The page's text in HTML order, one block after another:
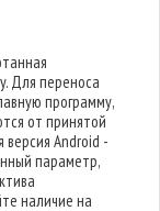
Для переноса
программу,
от принятой
версия Android -
параметр,
наличие на